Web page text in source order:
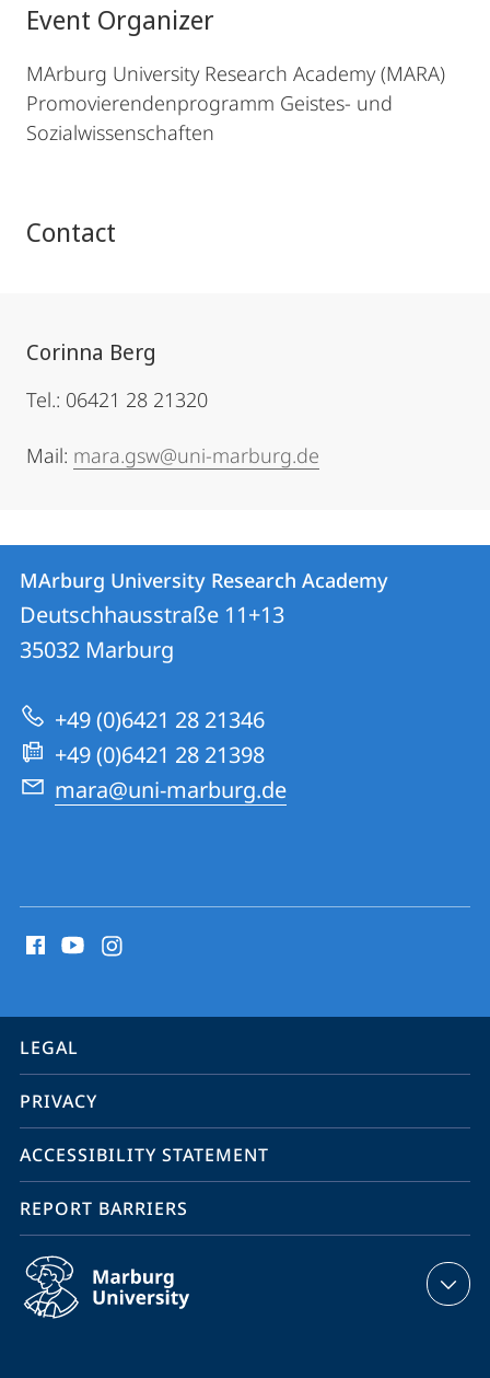
Event Organizer
MArburg University Research Academy (MARA)
Promovierendenprogramm Geistes- und
Sozialwissenschaften
Contact
Corinna Berg
Tel.: 06421 28 21320
Mail: mara.gsw@uni-marburg.de
Contact
Contact
details
MArburg
University
Research
Academy
MArburg University Research Academy
Deutschhausstraße 11+13
35032 Marburg
+49 (0)6421 28 21346
+49 (0)6421 28 21398
mara@uni-marburg.de
media
information
service
navigation
LEGAL
PRIVACY
ACCESSIBILITY STATEMENT
REPORT BARRIERS